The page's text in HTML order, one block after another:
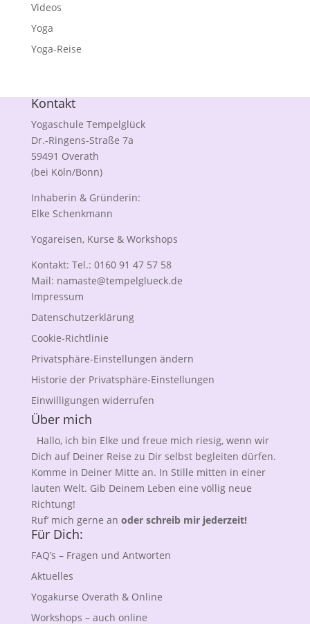
Videos
Yoga
Yoga-Reise
Kontakt
Yogaschule Tempelglück
Dr.-Ringens-Straße 7a
59491 Overath
(bei Köln/Bonn)
Inhaberin & Gründerin:
Elke Schenkmann
Yogareisen, Kurse & Workshops
Kontakt: Tel.: 0160 91 47 57 58
Mail: namaste@tempelglueck.de
Impressum
Datenschutzerklärung
Cookie-Richtlinie
Privatsphäre-Einstellungen ändern
Historie der Privatsphäre-Einstellungen
Einwilligungen widerrufen
Über mich
Hallo, ich bin Elke und freue mich riesig, wenn wir
Dich auf Deiner Reise zu Dir selbst begleiten dürfen.
Komme in Deiner Mitte an. In Stille mitten in einer
lauten Welt. Gib Deinem Leben eine völlig neue
Richtung!
Ruf’ mich gerne an oder schreib mir jederzeit!
Für Dich:
FAQ’s – Fragen und Antworten
Aktuelles
Yogakurse Overath & Online
Workshops – auch online